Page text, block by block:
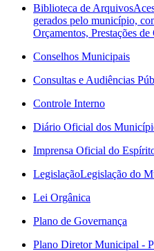
Biblioteca de Arquivos
gerados pelo município,
Orçamentos, Prestações de
Conselhos Municipais
Consultas e Audiências
Controle Interno
Diário Oficial dos
Imprensa Oficial do
LegislaçãoLegislação do
Lei Orgânica
Plano de Governança
Plano Diretor Municipal -